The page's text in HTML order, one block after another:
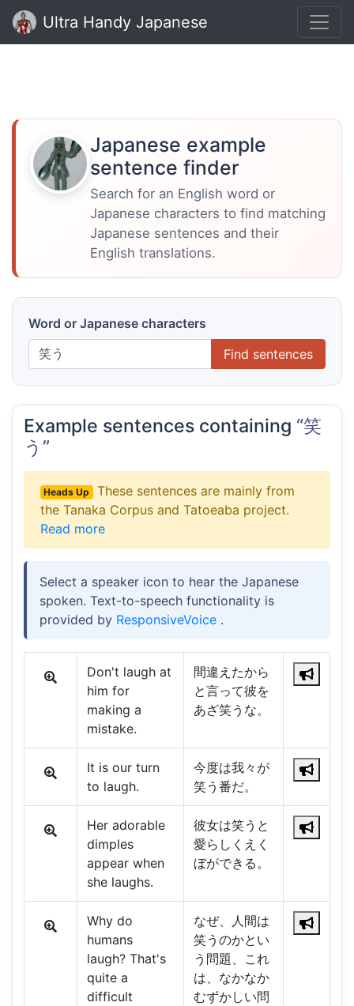
Ultra Handy Japanese
Japanese example
sentence finder
Search for an English word or
Japanese characters to find matching
Japanese sentences and their
English translations.
Word or Japanese characters
Find sentences
Example sentences containing “笑
う”
Heads Up
These sentences are mainly from
the Tanaka Corpus and Tatoeaba project.
Read more
Select a speaker icon to hear the Japanese
spoken. Text-to-speech functionality is
provided by ResponsiveVoice .
Don't laugh at
him for
making a
mistake.
間違えたから
と言って彼を
あざ笑うな。
It is our turn
to laugh.
今度は我々が
笑う番だ。
Her adorable
dimples
appear when
she laughs.
彼女は笑うと
愛らしくえく
ぼができる。
Why do
humans
laugh? That's
quite a
difficult
なぜ、人間は
笑うのかとい
う問題、これ
は、なかなか
むずかしい問